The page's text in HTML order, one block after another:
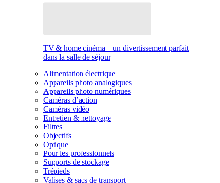
TV & home cinéma – un divertissement parfait
dans la salle de séjour
Alimentation électrique
Appareils photo analogiques
Appareils photo numériques
Caméras d’action
Caméras vidéo
Entretien & nettoyage
Filtres
Objectifs
Optique
Pour les professionnels
Supports de stockage
Trépieds
Valises & sacs de transport